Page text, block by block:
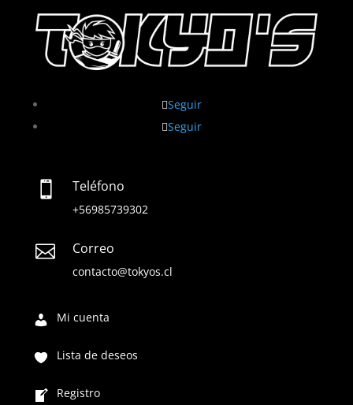
Seguir
Seguir
 Teléfono
+56985739302
 Correo
contacto@tokyos.cl
Mi cuenta
Lista de deseos
Registro